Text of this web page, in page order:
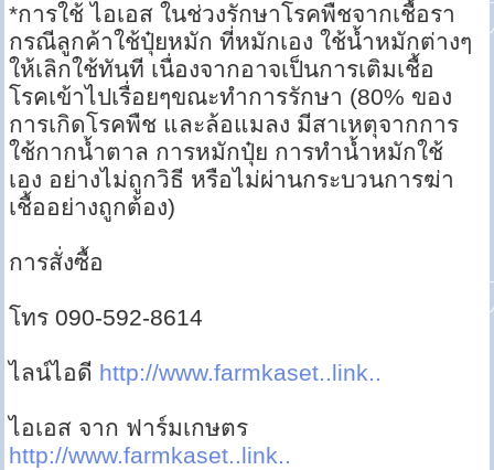
*การใช้ ไอเอส ในช่วงรักษาโรคพืชจากเชื้อรา
กรณีลูกค้าใช้ปุ๋ยหมัก ที่หมักเอง ใช้น้ำหมักต่างๆ
ให้เลิกใช้ทันที เนื่องจากอาจเป็นการเติมเชื้อ
โรคเข้าไปเรื่อยๆขณะทำการรักษา (80% ของ
การเกิดโรคพืช และล้อแมลง มีสาเหตุจากการ
ใช้กากน้ำตาล การหมักปุ๋ย การทำน้ำหมักใช้
เอง อย่างไม่ถูกวิธี หรือไม่ผ่านกระบวนการฆ่า
เชื้ออย่างถูกต้อง)
การสั่งซื้อ
โทร 090-592-8614
ไลน์ไอดี http://www.farmkaset..link..
ไอเอส จาก ฟาร์มเกษตร
http://www.farmkaset..link..